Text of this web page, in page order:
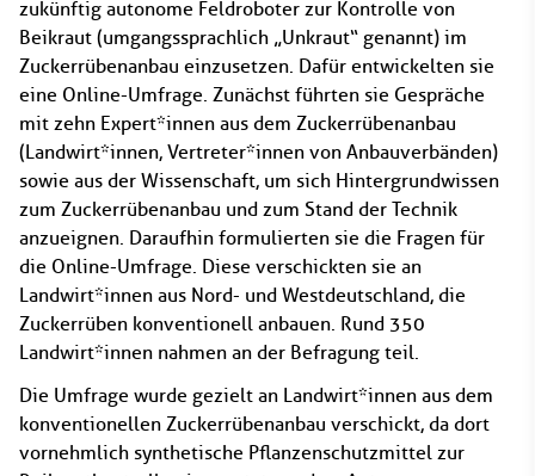
zukünftig autonome Feldroboter zur Kontrolle von
Beikraut (umgangssprachlich „Unkraut“ genannt) im
Zuckerrübenanbau einzusetzen. Dafür entwickelten sie
eine Online-Umfrage. Zunächst führten sie Gespräche
mit zehn Expert*innen aus dem Zuckerrübenanbau
(Landwirt*innen, Vertreter*innen von Anbauverbänden)
sowie aus der Wissenschaft, um sich Hintergrundwissen
zum Zuckerrübenanbau und zum Stand der Technik
anzueignen. Daraufhin formulierten sie die Fragen für
die Online-Umfrage. Diese verschickten sie an
Landwirt*innen aus Nord- und Westdeutschland, die
Zuckerrüben konventionell anbauen. Rund 350
Landwirt*innen nahmen an der Befragung teil.
Die Umfrage wurde gezielt an Landwirt*innen aus dem
konventionellen Zuckerrübenanbau verschickt, da dort
vornehmlich synthetische Pflanzenschutzmittel zur